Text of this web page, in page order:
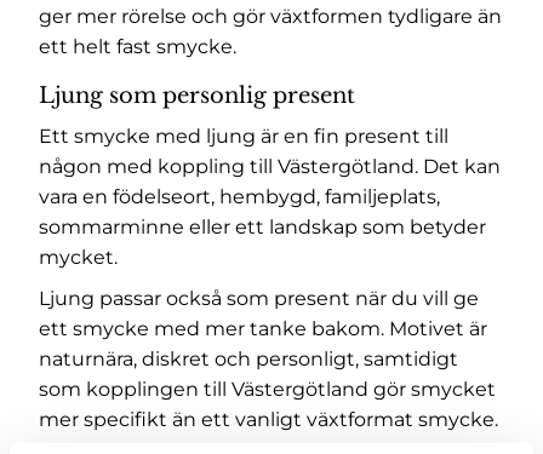
ger mer rörelse och gör växtformen tydligare än
ett helt fast smycke.
Ljung som personlig present
Ett smycke med ljung är en fin present till
någon med koppling till Västergötland. Det kan
vara en födelseort, hembygd, familjeplats,
sommarminne eller ett landskap som betyder
mycket.
Ljung passar också som present när du vill ge
ett smycke med mer tanke bakom. Motivet är
naturnära, diskret och personligt, samtidigt
som kopplingen till Västergötland gör smycket
mer specifikt än ett vanligt växtformat smycke.